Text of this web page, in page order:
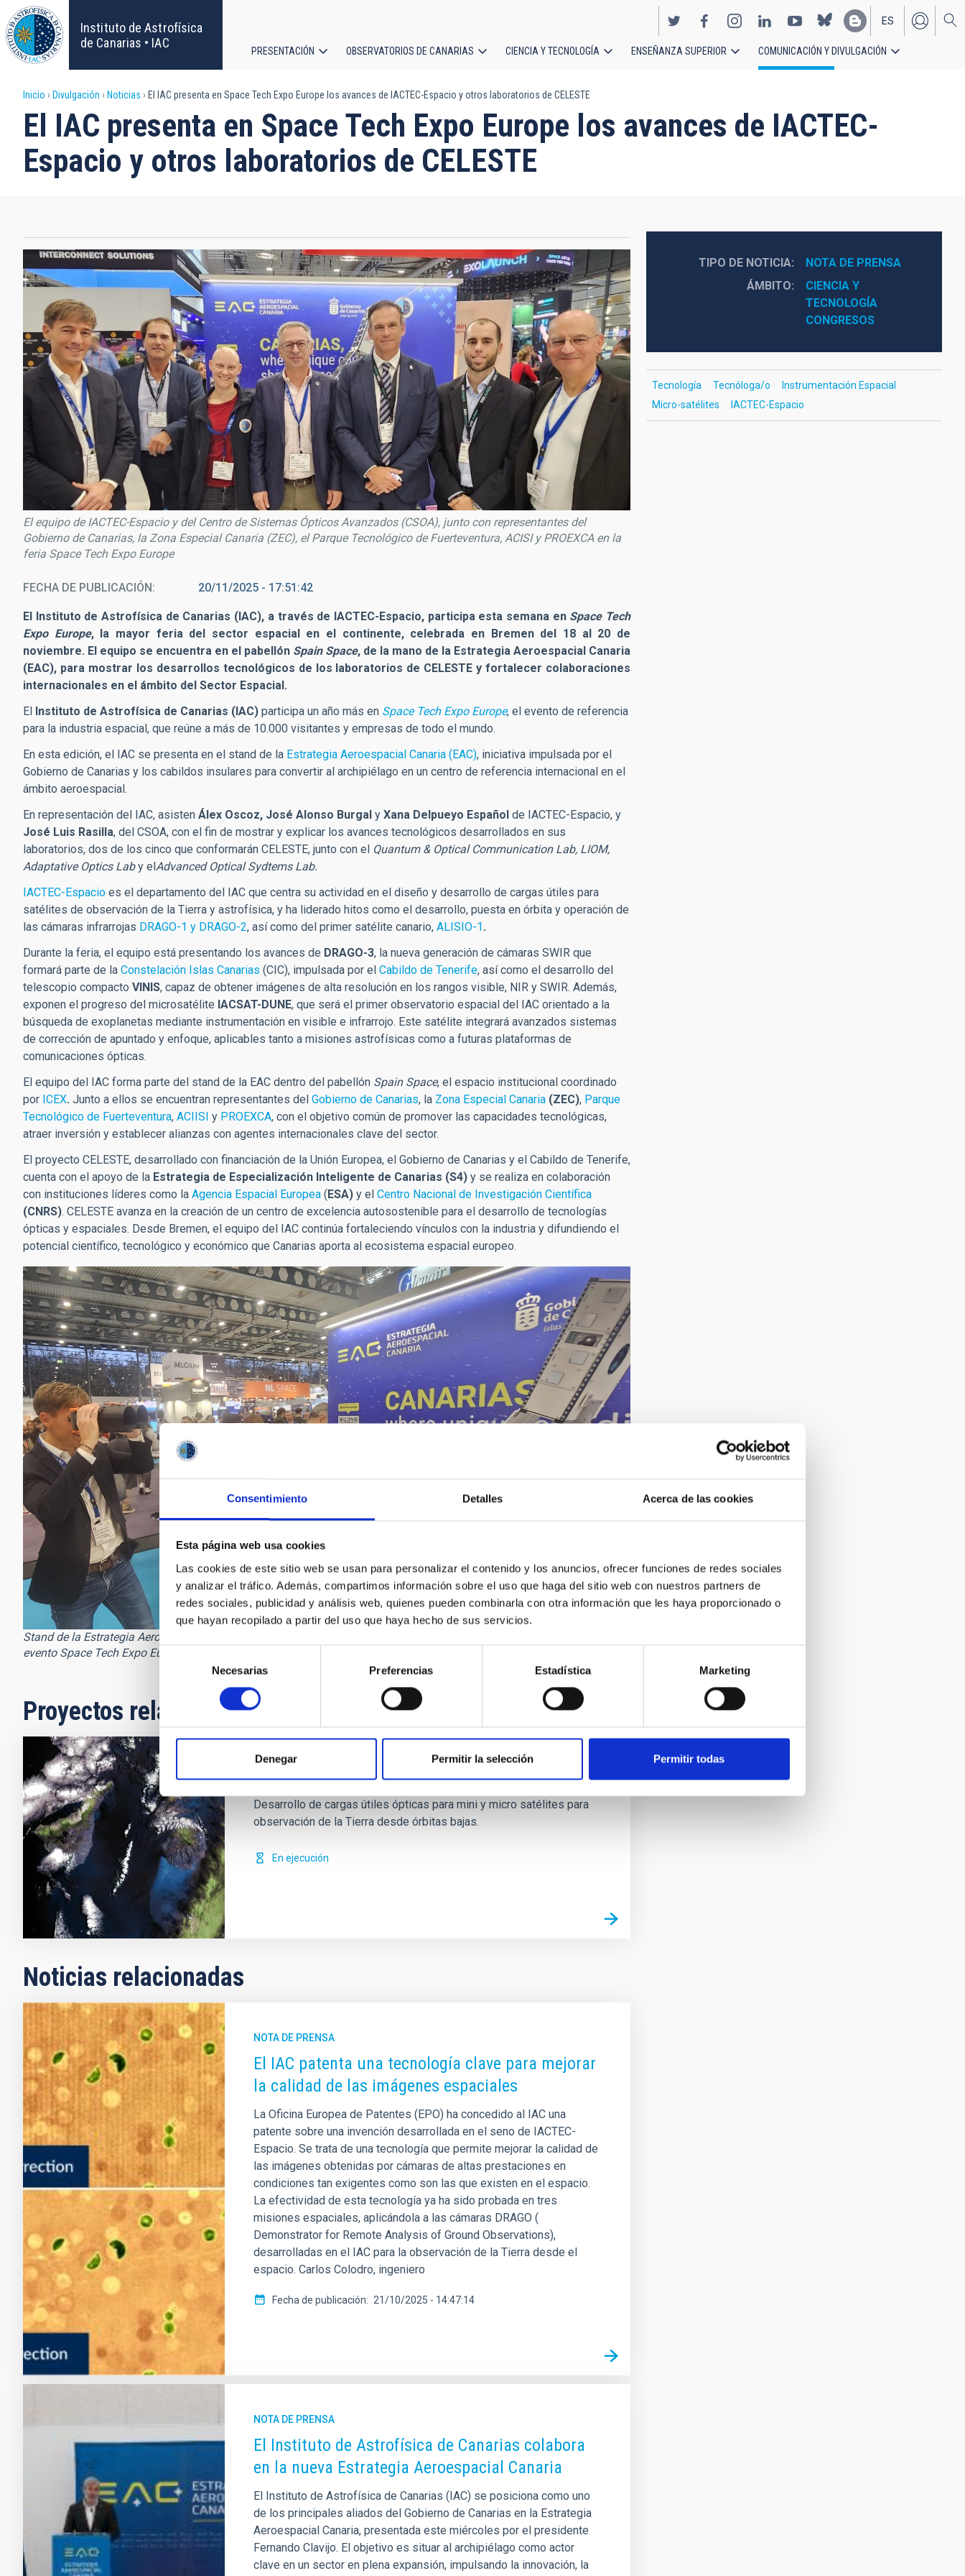
Consentimiento Detalles Acerca de las cookies
Esta página web usa cookies
Las cookies de este sitio web se usan para personalizar el contenido y los anuncios, ofrecer funciones de redes sociales
y analizar el tráfico. Además, compartimos información sobre el uso que haga del sitio web con nuestros partners de
redes sociales, publicidad y análisis web, quienes pueden combinarla con otra información que les haya proporcionado o
que hayan recopilado a partir del uso que haya hecho de sus servicios.
Selección
consentimiento
Necesarias Preferencias Estadística Marketing
Denegar Permitir la selección Permitir todas
Pasar
al
contenido
principal
Instituto de Astrofísica
de Canarias • IAC
EN
ES
principal
PRESENTACIÓN OBSERVATORIOS DE CANARIAS CIENCIA Y TECNOLOGÍA ENSEÑANZA SUPERIOR COMUNICACIÓN Y DIVULGACIÓN
Sobrescribir
enlaces
de
a
la
navegación
Inicio Divulgación Noticias El IAC presenta en Space Tech Expo Europe los avances de IACTEC-Espacio y otros laboratorios de CELESTE
El IAC presenta en Space Tech Expo Europe los avances de IACTEC-
Espacio y otros laboratorios de CELESTE
El equipo de IACTEC-Espacio y del Centro de Sistemas Ópticos Avanzados (CSOA), junto con representantes del
Gobierno de Canarias, la Zona Especial Canaria (ZEC), el Parque Tecnológico de Fuerteventura, ACISI y PROEXCA en la
feria Space Tech Expo Europe
FECHA DE PUBLICACIÓN 20/11/2025 - 17:51:42
El Instituto de Astrofísica de Canarias (IAC), a través de IACTEC-Espacio, participa esta semana en Space Tech
Expo Europe, la mayor feria del sector espacial en el continente, celebrada en Bremen del 18 al 20 de
noviembre. El equipo se encuentra en el pabellón Spain Space, de la mano de la Estrategia Aeroespacial Canaria
(EAC), para mostrar los desarrollos tecnológicos de los laboratorios de CELESTE y fortalecer colaboraciones
internacionales en el ámbito del Sector Espacial.
El Instituto de Astrofísica de Canarias (IAC) participa un año más en Space Tech Expo Europe, el evento de referencia
para la industria espacial, que reúne a más de 10.000 visitantes y empresas de todo el mundo.
En esta edición, el IAC se presenta en el stand de la Estrategia Aeroespacial Canaria (EAC), iniciativa impulsada por el
Gobierno de Canarias y los cabildos insulares para convertir al archipiélago en un centro de referencia internacional en el
ámbito aeroespacial.
En representación del IAC, asisten Álex Oscoz, José Alonso Burgal y Xana Delpueyo Español de IACTEC-Espacio, y
José Luis Rasilla, del CSOA, con el fin de mostrar y explicar los avances tecnológicos desarrollados en sus
laboratorios, dos de los cinco que conformarán CELESTE, junto con el Quantum & Optical Communication Lab, LIOM,
Adaptative Optics Laby elAdvanced Optical Sydtems Lab.
IACTEC-Espacio es el departamento del IAC que centra su actividad en el diseño y desarrollo de cargas útiles para
satélites de observación de la Tierra y astrofísica, y ha liderado hitos como el desarrollo, puesta en órbita y operación de
las cámaras infrarrojas DRAGO-1 y DRAGO-2, así como del primer satélite canario, ALISIO-1.
Durante la feria, el equipo está presentando los avances de DRAGO-3, la nueva generación de cámaras SWIR que
formará parte de la Constelación Islas Canarias (CIC), impulsada por el Cabildo de Tenerife, así como el desarrollo del
telescopio compacto VINIS, capaz de obtener imágenes de alta resolución en los rangos visible, NIR y SWIR. Además,
exponen el progreso del microsatélite IACSAT-DUNE, que será el primer observatorio espacial del IAC orientado a la
búsqueda de exoplanetas mediante instrumentación en visible e infrarrojo. Este satélite integrará avanzados sistemas
de corrección de apuntado y enfoque, aplicables tanto a misiones astrofísicas como a futuras plataformas de
comunicaciones ópticas.
El equipo del IAC forma parte del stand de la EAC dentro del pabellón Spain Space, el espacio institucional coordinado
por ICEX. Junto a ellos se encuentran representantes del Gobierno de Canarias, la Zona Especial Canaria (ZEC), Parque
Tecnológico de Fuerteventura, ACIISI y PROEXCA, con el objetivo común de promover las capacidades tecnológicas,
atraer inversión y establecer alianzas con agentes internacionales clave del sector.
El proyecto CELESTE, desarrollado con financiación de la Unión Europea, el Gobierno de Canarias y el Cabildo de Tenerife,
cuenta con el apoyo de la Estrategia de Especialización Inteligente de Canarias (S4) y se realiza en colaboración
con instituciones líderes como la Agencia Espacial Europea (ESA) y el Centro Nacional de Investigación Científica
(CNRS). CELESTE avanza en la creación de un centro de excelencia autosostenible para el desarrollo de tecnologías
ópticas y espaciales. Desde Bremen, el equipo del IAC continúa fortaleciendo vínculos con la industria y difundiendo el
potencial científico, tecnológico y económico que Canarias aporta al ecosistema espacial europeo.
Stand de la Estrategia Aeroespacial Canaria (EAC) dentro del pabellón Spain Space, en el que el IAC participa durante el
evento Space Tech Expo Europe
Proyectos relacionados
IACTEC Espacio
Desarrollo de cargas útiles ópticas para mini y micro satélites para
observación de la Tierra desde órbitas bajas.
En ejecución
Noticias relacionadas
NOTA DE PRENSA
El IAC patenta una tecnología clave para mejorar
la calidad de las imágenes espaciales
La Oficina Europea de Patentes (EPO) ha concedido al IAC una
patente sobre una invención desarrollada en el seno de IACTEC-
Espacio. Se trata de una tecnología que permite mejorar la calidad de
las imágenes obtenidas por cámaras de altas prestaciones en
condiciones tan exigentes como son las que existen en el espacio.
La efectividad de esta tecnología ya ha sido probada en tres
misiones espaciales, aplicándola a las cámaras DRAGO (
Demonstrator for Remote Analysis of Ground Observations),
desarrolladas en el IAC para la observación de la Tierra desde el
espacio. Carlos Colodro, ingeniero
Fecha de publicación 21/10/2025 - 14:47:14
NOTA DE PRENSA
El Instituto de Astrofísica de Canarias colabora
en la nueva Estrategia Aeroespacial Canaria
El Instituto de Astrofísica de Canarias (IAC) se posiciona como uno
de los principales aliados del Gobierno de Canarias en la Estrategia
Aeroespacial Canaria, presentada este miércoles por el presidente
Fernando Clavijo. El objetivo es situar al archipiélago como actor
clave en un sector en plena expansión, impulsando la innovación, la
TIPO DE NOTICIA
NOTA DE PRENSA
ÁMBITO
CIENCIA Y
TECNOLOGÍA
CONGRESOS
Tecnología Tecnóloga/o
Instrumentación Espacial
Micro-satélites
IACTEC-Espacio